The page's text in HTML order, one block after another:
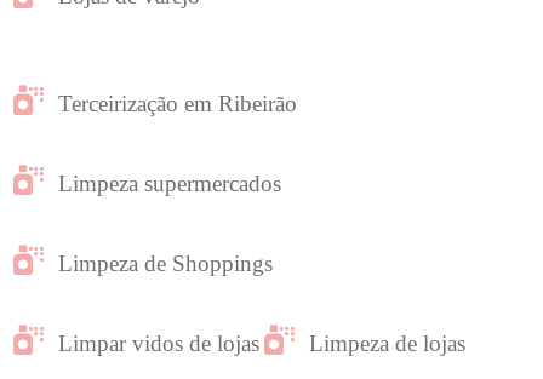
Terceirização em Ribeirão
Limpeza supermercados
Limpeza de Shoppings
Limpar vidos de lojas Limpeza de lojas